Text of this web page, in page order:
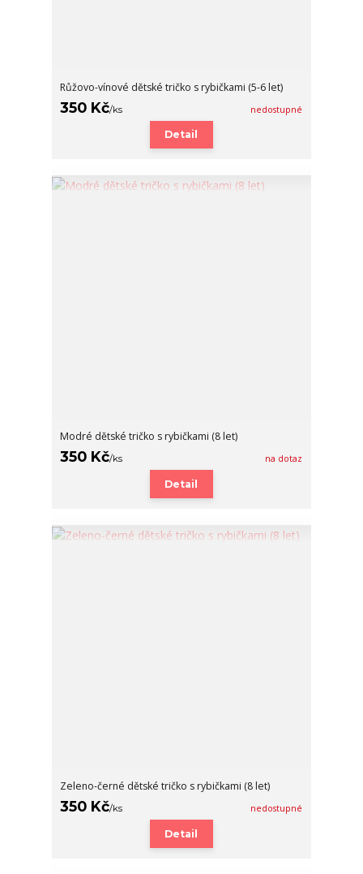
Růžovo-vínové dětské tričko s rybičkami (5-6 let)
350 Kč/ks nedostupné
Detail
Modré dětské tričko s rybičkami (8 let)
350 Kč/ks na dotaz
Detail
Zeleno-černé dětské tričko s rybičkami (8 let)
350 Kč/ks nedostupné
Detail